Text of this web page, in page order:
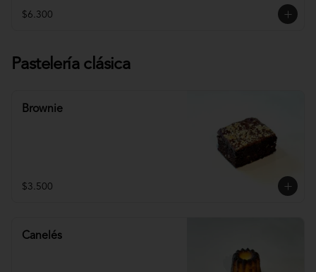
$6.300
Pastelería clásica
Brownie
$3.500
Canelés